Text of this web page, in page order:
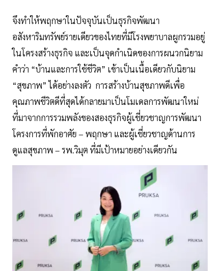
จึงทำให้พฤกษาในปัจจุบันเป็นธุรกิจพัฒนา
อสังหาริมทรัพย์รายเดียวของไทยที่มีโรงพยาบาลผูกรวมอยู่
ในโครงสร้างธุรกิจ และเป็นจุดกำเนิดของการผนวกนิยาม
คำว่า “บ้านและการใช้ชีวิต” เข้าเป็นเนื้อเดียวกับนิยาม
“สุขภาพ” ได้อย่างลงตัว การสร้างบ้านสุขภาพดีเพื่อ
คุณภาพชีวิตดีที่สุดได้กลายมาเป็นโมเดลการพัฒนาใหม่
ที่มาจากการรวมพลังของสองธุรกิจผู้เชี่ยวชาญการพัฒนา
โครงการที่พักอาศัย – พฤกษา และผู้เชี่ยวชาญด้านการ
ดูแลสุขภาพ – รพ.วิมุต ที่มีเป้าหมายอย่างเดียวกัน